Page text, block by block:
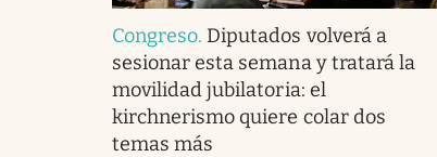
Congreso. Diputados volverá a
sesionar esta semana y tratará la
movilidad jubilatoria: el
kirchnerismo quiere colar dos
temas más